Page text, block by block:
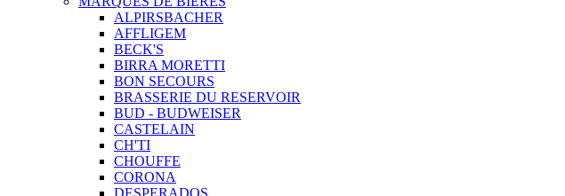
ALPIRSBACHER
AFFLIGEM
BECK'S
BIRRA MORETTI
BON SECOURS
BRASSERIE DU RESERVOIR
BUD - BUDWEISER
CASTELAIN
CH'TI
CHOUFFE
CORONA
DESPERADOS